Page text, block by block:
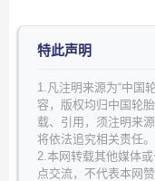
特此声明
1.凡注明来源为“中国
容，版权均归中国轮
载、引用，须注明来
将依法追究相关责任。
2.本网转载其他媒体
点交流，不代表本网